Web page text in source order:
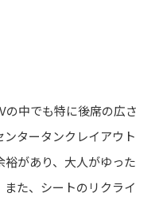
中でも特に後席の広さ
タータンクレイアウト
があり、大人がゆった
た、シートのリクライ